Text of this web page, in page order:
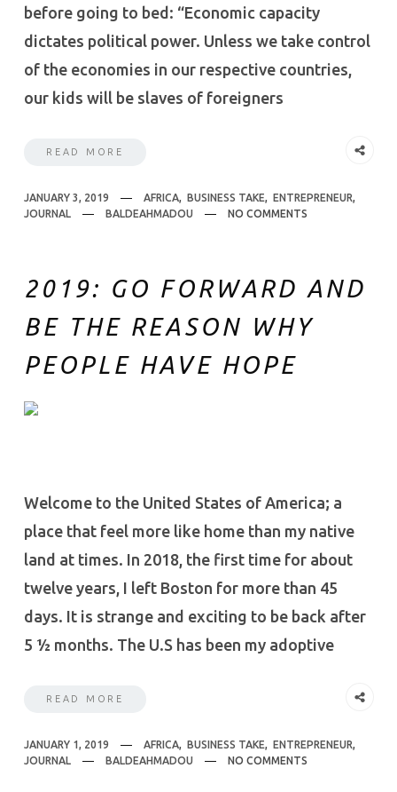
before going to bed: “Economic capacity
dictates political power. Unless we take control
of the economies in our respective countries,
our kids will be slaves of foreigners
READ MORE
JANUARY 3, 2019 AFRICA, BUSINESS TAKE, ENTREPRENEUR,
JOURNAL
BALDEAHMADOU NO COMMENTS
2019: GO FORWARD AND
BE THE REASON WHY
PEOPLE HAVE HOPE
Welcome to the United States of America; a
place that feel more like home than my native
land at times. In 2018, the first time for about
twelve years, I left Boston for more than 45
days. It is strange and exciting to be back after
5 ½ months. The U.S has been my adoptive
READ MORE
JANUARY 1, 2019 AFRICA, BUSINESS TAKE, ENTREPRENEUR,
JOURNAL
BALDEAHMADOU NO COMMENTS